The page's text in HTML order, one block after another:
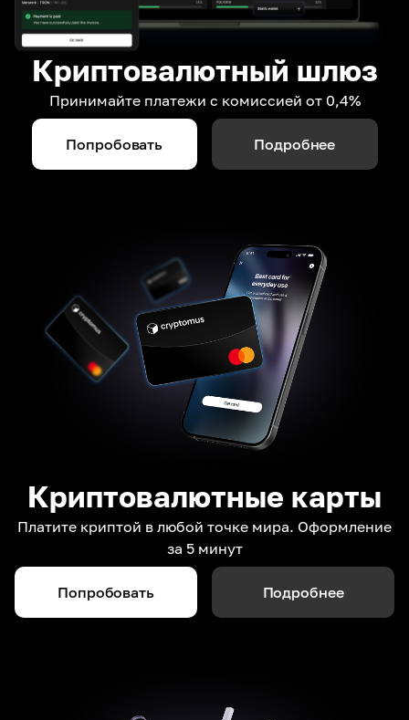
Криптовалютный шлюз
Принимайте платежи с комиссией от 0,4%
Попробовать Подробнее
Криптовалютные карты
Платите криптой в любой точке мира. Оформление
за 5 минут
Попробовать Подробнее